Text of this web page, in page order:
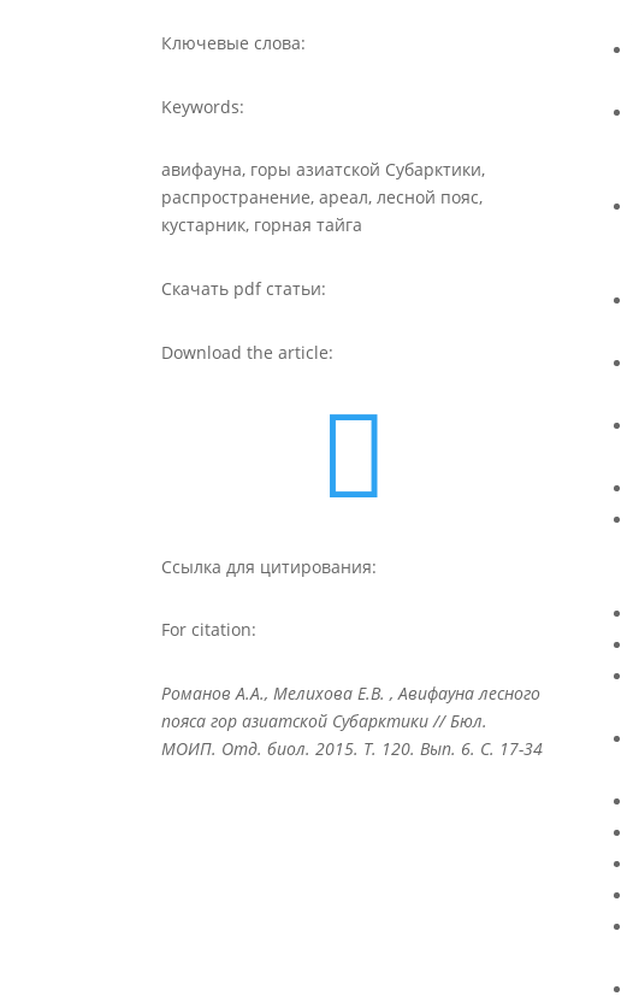
Ключевые слова:
Keywords:
авифауна, горы азиатской Субарктики,
распространение, ареал, лесной пояс,
кустарник, горная тайга
Скачать pdf статьи:
Download the article:

Ссылка для цитирования:
For citation:
Романов А.А., Мелихова Е.В. , Авифауна лесного
пояса гор азиатской Субарктики // Бюл.
МОИП. Отд. биол. 2015. Т. 120. Вып. 6. С. 17-34